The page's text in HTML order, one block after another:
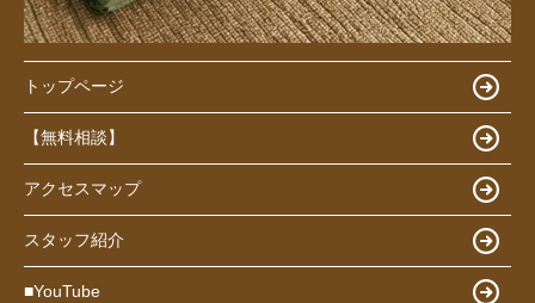
トップページ
【無料相談】
アクセスマップ
スタッフ紹介
■YouTube